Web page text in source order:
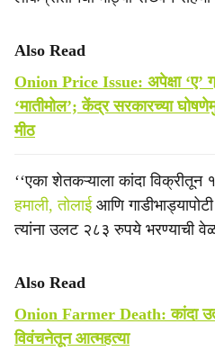
Also Read
Onion Price Issue: अपेक्षा ‘ए’
‘मातीमोल’; केंद्र सरकारच्या
मीठ
‘‘एका शेतकऱ्याला कांदा
हमाली, तोलाईआणि
त्यांना उलट २८३ रुपये भरण्याची
Also Read
Onion Farmer Death: कांदा
विवंचनेतून आत्महत्या